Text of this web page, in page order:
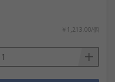
￥1,213.00/個